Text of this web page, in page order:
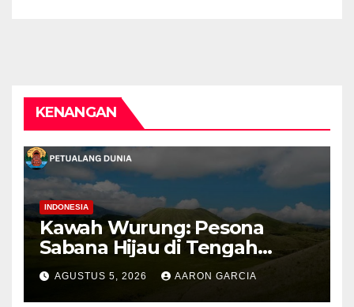
KENANGAN
INDONESIA
Kawah Wurung: Pesona
Sabana Hijau di Tengah
Pegunungan Bondowoso
AGUSTUS 5, 2026 AARON GARCIA